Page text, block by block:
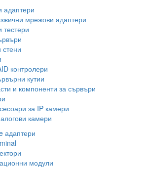
адаптери
мрежови адаптери
контролери
кутии
и компоненти за сървъри
за IP камери
камери
адаптери
модули